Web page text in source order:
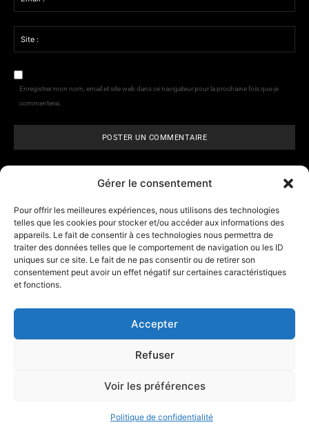
Gérer le consentement
Pour offrir les meilleures expériences, nous utilisons des technologies
telles que les cookies pour stocker et/ou accéder aux informations des
appareils. Le fait de consentir à ces technologies nous permettra de
traiter des données telles que le comportement de navigation ou les ID
uniques sur ce site. Le fait de ne pas consentir ou de retirer son
consentement peut avoir un effet négatif sur certaines caractéristiques
et fonctions.
Accepter
Refuser
Voir les préférences
Politique de confidentialité
:
Enregistrer mon nom, email et site web dans ce navigateur pour la prochaine fois que je
commenterai.
ARCANE VISIONS- Tarologie,
numérologie et
horoscope
Mentions légales